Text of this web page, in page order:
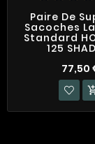
Paire De
Sacoches
Standard
125
77,50